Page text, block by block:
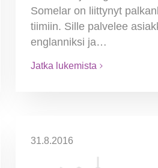
Somelar on liittynyt
tiimiin. Sille palvelee
englanniksi ja…
Jatka lukemista
31.8.2016
Tehotilit on nyt